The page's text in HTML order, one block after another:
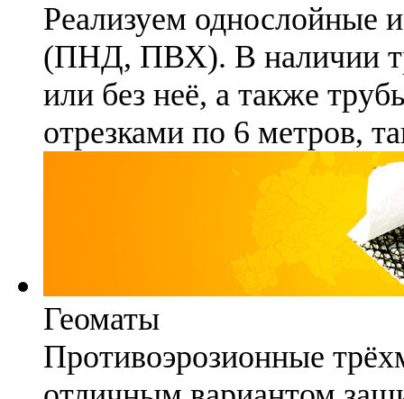
Реализуем однослойные
(ПНД, ПВХ). В наличии
или без неё, а также
отрезками по 6 метров,
Геоматы
Противоэрозионные